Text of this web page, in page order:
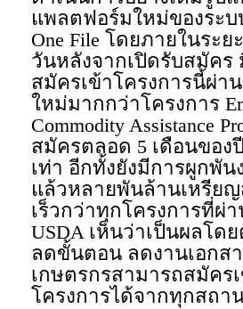
แพลตฟอร์มใหม่ของระบบ
One File โดยภายในระย
วันหลังจากเปิดรับสมัคร
สมัครเข้าโครงการนี้ผ่า
ใหม่มากกว่าโครงการ
Commodity Assistance
สมัครตลอด 5 เดือนของ
เท่า อีกทั้งยังมีการผูกพั
แล้วหลายพันล้านเหรียญ
เร็วกว่าทุกโครงการที่ผ่
USDA เห็นว่าเป็นผลโด
ลดขั้นตอน ลดงานเอกส
เกษตรกรสามารถสมัคร
โครงการได้จากทุกสถา